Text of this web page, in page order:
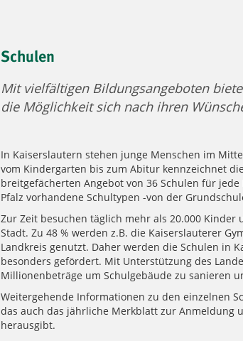
Schulen
Mit vielfältigen Bildungsangeboten
die Möglichkeit sich nach ihren
In Kaiserslautern stehen junge Menschen im
vom Kindergarten bis zum Abitur kennzeichnet
breitgefächerten Angebot von 36 Schulen für
Pfalz vorhandene Schultypen -von der
Zur Zeit besuchen täglich mehr als 20.000
Stadt. Zu 48 % werden z.B. die Kaiserslauterer
Landkreis genutzt. Daher werden die Schulen in
besonders gefördert. Mit Unterstützung des
Millionenbeträge um Schulgebäude zu sanieren
Weitergehende Informationen zu den einzelnen
das auch das jährliche Merkblatt zur Anmeldung
herausgibt.